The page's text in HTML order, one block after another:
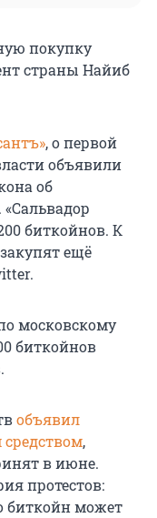
покупку
страны Найиб
, о первой
объявили
об
биткойнов. К
ещё
московскому
биткойнов
объявил
,
в июне.
протестов:
биткойн может